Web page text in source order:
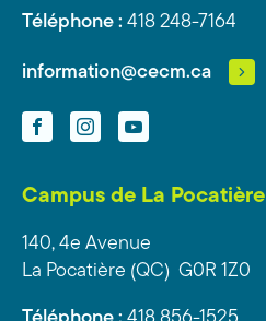
Téléphone : 418 248-7164
information@cecm.ca
FacebookInstagramYouTube
Campus de La Pocatière
140, 4e Avenue
La Pocatière (QC) G0R 1Z0